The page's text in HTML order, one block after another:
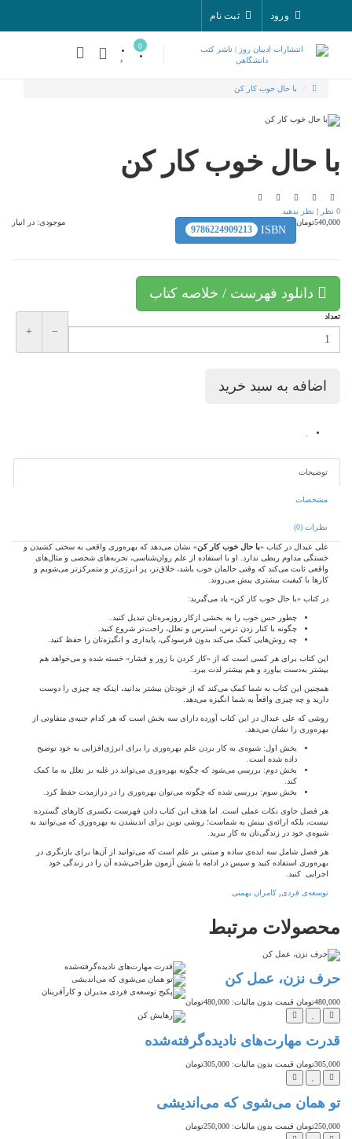
ورود ثبت نام
0
با حال خوب کار کن
با حال خوب کار کن
0 نظر | نظر بدهید
موجودی: در انبار 540,000تومان
ISBN
9786224909213
دانلود فهرست / خلاصه کتاب
تعداد
−
+
توضیحات
مشخصات
نظرات (0)
علی عبدال در کتاب «با حال خوب کار کن» نشان می‌دهد که بهره‌وری واقعی به سختی کشیدن و
خستگی مداوم ربطی ندارد. او با استفاده از علم روان‌شناسی، تجربه‌های شخصی و مثال‌های
واقعی ثابت می‌کند که وقتی حالمان خوب باشد، خلاق‌تر، پر انرژی‌تر و متمرکزتر می‌شویم و
کارها با کیفیت بیشتری پیش می‌روند.
در کتاب «با حال خوب کار کن» یاد می‌گیرید:
چطور حس خوب را به بخشی ازکار روزمره‌تان تبدیل کنید.
چگونه با کنار زدن ترس، استرس و تعلل، راحت‌تر شروع کنید.
چه روش‌هایی کمک می‌کند بدون فرسودگی، پایداری و انگیزه‌تان را حفظ کنید.
این کتاب برای هر کسی است که از «کار کردن با زور و فشار» خسته شده و می‌خواهد هم
بیشتر به‌دست بیاورد و هم بیشتر لذت ببرد.
همچنین این کتاب به شما کمک می‌کند که از خودتان بیشتر بدانید، اینکه چه چیزی را دوست
دارید و چه چیزی واقعاً به شما انگیزه می‌دهد.
روشی که علی عبدال در این کتاب آورده دارای سه بخش است که هر کدام جنبه‌ی متفاوتی از
بهره‌وری را نشان می‌دهد.
بخش اول: شیوه‌ی به کار بردن علم بهره‌وری را برای انرژی‌افزایی به خود توضیح
داده شده است.
بخش دوم: بررسی می‌شود که چگونه بهره‌وری می‌تواند در غلبه بر تعلل به ما کمک
کند.
بخش سوم: بررسی شده که چگونه می‌توان بهره‌وری را در درازمدت حفظ کرد.
هر فصل حاوی نکات عملی است. اما هدف این کتاب دادن فهرست یکسری کارهای گسترده
نیست، بلکه ارائه‌ی بینش به شماست؛ روشی نوین برای اندیشدن به بهره‌وری که می‌توانید به
شیوه‌ی خود در زندگی‌تان به کار ببرید.
هر فصل شامل سه ایده‌ی ساده و مبتنی بر علم است که می‌توانید از آن‌ها برای بازنگری در
بهره‌وری استفاده کنید و سپس در ادامه با شش آزمون طراحی‌شده آن را در زندگی خود
اجرایی کنید.
توسعه‌ی فردی کامران بهمنی
محصولات مرتبط
حرف نزن، عمل کن
480,000تومان قیمت بدون مالیات: 480,000تومان
قدرت مهارت‌های نادیده‌گرفته‌شده
305,000تومان قیمت بدون مالیات: 305,000تومان
تو همان می‌شوی که می‌اندیشی
250,000تومان قیمت بدون مالیات: 250,000تومان